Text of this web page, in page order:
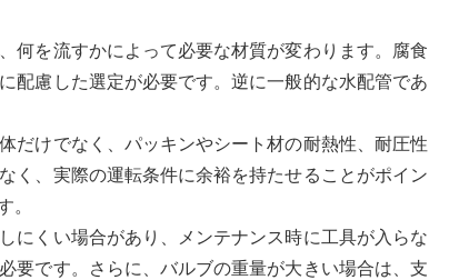
何を流すかによって必要な材質が変わります。腐食
配慮した選定が必要です。逆に一般的な水配管であ
だけでなく、パッキンやシート材の耐熱性、耐圧性
く、実際の運転条件に余裕を持たせることがポイン
。
にくい場合があり、メンテナンス時に工具が入らな
要です。さらに、バルブの重量が大きい場合は、支